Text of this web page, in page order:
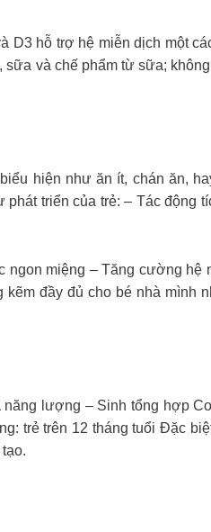
D3 hỗ trợ hệ miễn dịch một
và chế phẩm từ sữa;
hiện như ăn ít, chán ăn,
triển của trẻ: – Tác động
ngon miệng – Tăng cường hệ
đầy đủ cho bé nhà mình
lượng – Sinh tổng hợp
trẻ trên 12 tháng tuổi Đặc